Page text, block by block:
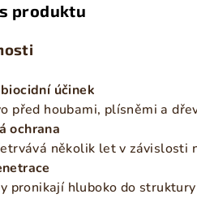
produktu
účinek
před houbami, plísněmi a
ochrana
několik let v závislosti
pronikají hluboko do